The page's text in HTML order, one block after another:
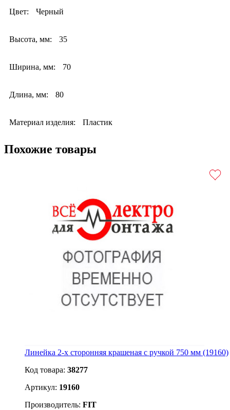
Цвет: Черный
Высота, мм: 35
Ширина, мм: 70
Длина, мм: 80
Материал изделия: Пластик
Похожие товары
Линейка 2-х сторонняя крашеная с ручкой 750 мм (19160)
Код товара: 38277
Артикул: 19160
Производитель: FIT